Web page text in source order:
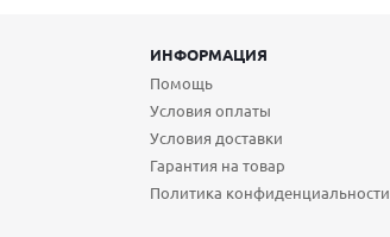
ИНФОРМАЦИЯ
Помощь
Условия оплаты
Условия доставки
Гарантия на товар
Политика конфиденциальности